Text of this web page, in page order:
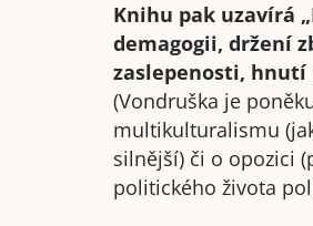
Knihu pak uzavírá
demagogii, držení
zaslepenosti, hnutí
(Vondruška je
multikulturalismu
silnější) či o opozici
politického života